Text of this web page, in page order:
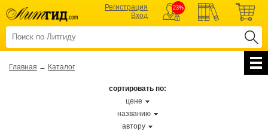
Регистрация
Вход
23%
Главная → Каталог
сортировать по:
цене
названию
автору